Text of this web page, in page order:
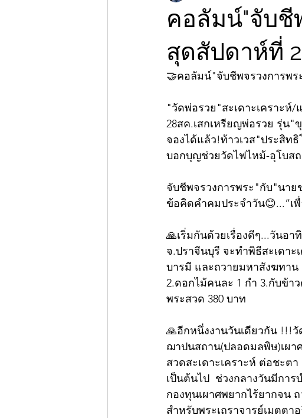
คอลัมน์"จับชี
สุดสัปดาห์ที่
🤝คอลัมน์"จับชีพจรวงการพร
"วัดพ่อรวย"สะเดาะเคราะห์/
28สค.เสกเหรียญพ่อรวย รุ่น"
จองได้แล้ว!ท้าวเวส"ประสิท
บอกบุญช่วยวัดไฟไหม้-อุโบส
จับชีพจรวงการพระ"กับ"นาย
ข้อคิดคำคมประจำวัน😊...“เ
🙏เริ่มกันด้วยเรื่องดีๆ...วันอ
จ.ปราจีนบุรี จะทำพิธีสะเดา
บารมี และถวายมหาสังฆทาน
2.ดอกไม้คนละ 1 กำ 3.กับข้า
พระสวด 380 บาท
🙏อีกหนึ่งงานวันเดียวกัน !!!วั
ฌาปนสถาน(ปลอดมลพิษ)เผา
สวดสะเดาะเคราะห์ ต่อชะต
เป็นต้นไป  ช่วงกลางวันมีกา
กองทุนเผาศพยากไร้ยากจน
สำหรับพระเถราจารย์เมตต